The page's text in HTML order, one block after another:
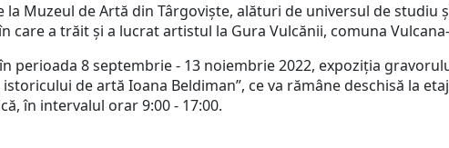
la Muzeul de Artă din Târgoviște, alături de universul de studiu
care a trăit și a lucrat artistul la Gura Vulcănii, comuna
perioada 8 septembrie - 13 noiembrie 2022, expoziția gravorului
de artă Ioana Beldiman”, ce va rămâne deschisă la
în intervalul orar 9:00 - 17:00.